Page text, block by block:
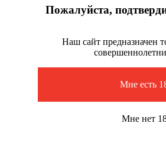
Пожалуйста,
Наш сайт предназначен
Мне есть
Мне нет